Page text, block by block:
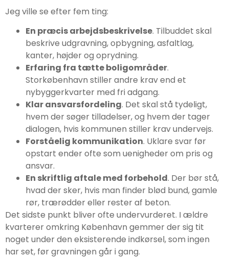
Jeg ville se efter fem ting:
En præcis arbejdsbeskrivelse. Tilbuddet skal
beskrive udgravning, opbygning, asfaltlag,
kanter, højder og oprydning.
Erfaring fra tætte boligområder.
Storkøbenhavn stiller andre krav end et
nybyggerkvarter med fri adgang.
Klar ansvarsfordeling. Det skal stå tydeligt,
hvem der søger tilladelser, og hvem der tager
dialogen, hvis kommunen stiller krav undervejs.
Forståelig kommunikation. Uklare svar før
opstart ender ofte som uenigheder om pris og
ansvar.
En skriftlig aftale med forbehold. Der bør stå,
hvad der sker, hvis man finder blød bund, gamle
rør, trærødder eller rester af beton.
Det sidste punkt bliver ofte undervurderet. I ældre
kvarterer omkring København gemmer der sig tit
noget under den eksisterende indkørsel, som ingen
har set, før gravningen går i gang.